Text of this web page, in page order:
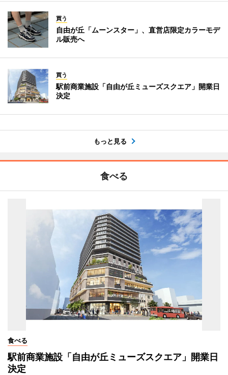
買う
自由が丘「ムーンスター」、直営店限定カラーモデ
ル販売へ
買う
駅前商業施設「自由が丘ミューズスクエア」開業日
決定
もっと見る
食べる
食べる
駅前商業施設「自由が丘ミューズスクエア」開業日
決定